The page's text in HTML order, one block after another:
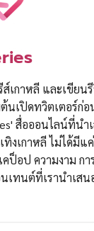
เกาหลี และเขียน
นเปิดทวิตเตอร์ก่
สื่อออนไลน์ที่นำ
ทิงเกาหลี ไม่ได้มีแ
ป็อป ความงาม กา
เทนต์ที่เรานำเส